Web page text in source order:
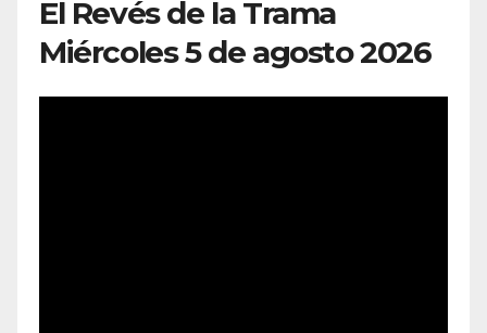
El Revés de la Trama
Miércoles 5 de agosto 2026